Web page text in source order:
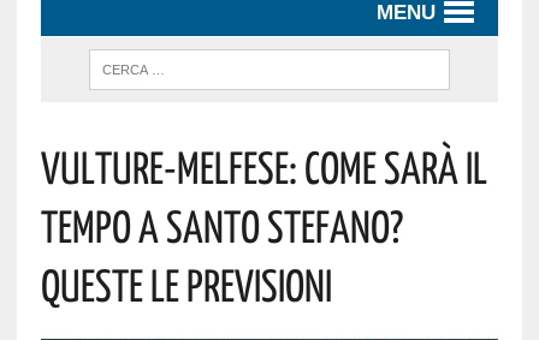
MENU
Vulture-Melfese: Come Sarà Il
Tempo A Santo Stefano?
Queste Le Previsioni